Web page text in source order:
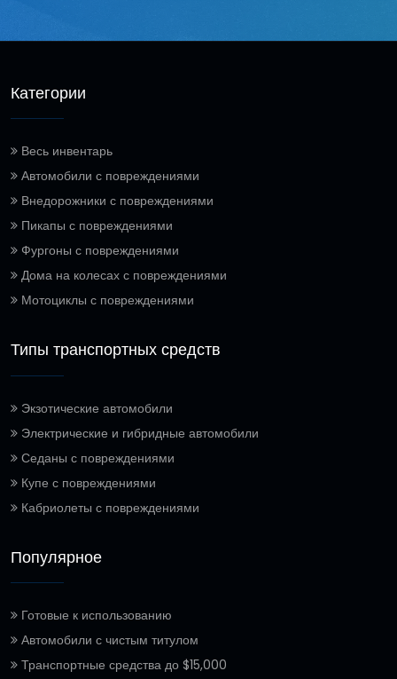
Категории
Весь инвентарь
Автомобили с повреждениями
Внедорожники с повреждениями
Пикапы с повреждениями
Фургоны с повреждениями
Дома на колесах с повреждениями
Мотоциклы с повреждениями
Типы транспортных средств
Экзотические автомобили
Электрические и гибридные автомобили
Седаны с повреждениями
Купе с повреждениями
Кабриолеты с повреждениями
Популярное
Готовые к использованию
Автомобили с чистым титулом
Транспортные средства до $15,000